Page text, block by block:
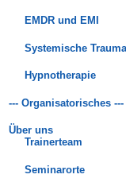
EMDR und EMI
Systemische
Hypnotherapie
--- Organisatorisches ---
Über uns
Trainerteam
Seminarorte